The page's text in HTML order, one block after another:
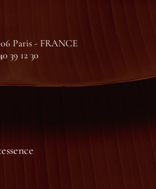
Paris - FRANCE
39 12 30